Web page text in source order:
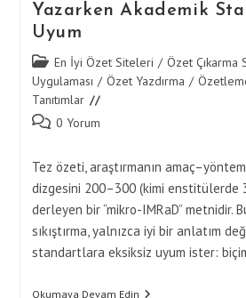
Yazarken Akademik
Uyum
Post
category:
En İyi Özet Siteleri / Özet Çıkarma
Uygulaması / Özet Yazdırma /
Tanıtımlar
Post 0 Yorum
Tez özeti, araştırmanın
dizgesini 200–300 (kimi enstitülerde
derleyen bir “mikro-IMRaD” metnidir.
sıkıştırma, yalnızca iyi bir anlatım
standartlara eksiksiz uyum ister:
Okumaya Devam EdinÖzet